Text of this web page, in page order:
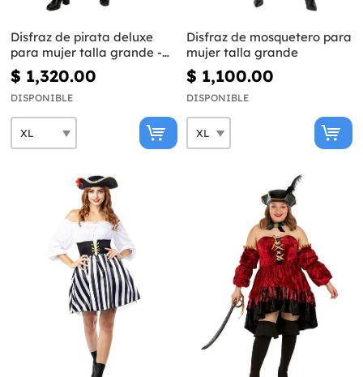
Disfraz de pirata deluxe
para mujer talla grande -
Colección colonial
$ 1,320.00
DISPONIBLE
Disfraz de mosquetero para
mujer talla grande
$ 1,100.00
DISPONIBLE